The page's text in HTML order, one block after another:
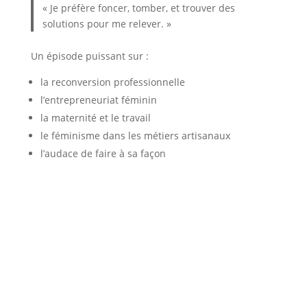
« Je préfère foncer, tomber, et trouver des
solutions pour me relever. »
Un épisode puissant sur :
la reconversion professionnelle
l’entrepreneuriat féminin
la maternité et le travail
le féminisme dans les métiers artisanaux
l’audace de faire à sa façon